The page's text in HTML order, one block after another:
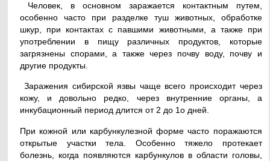
Человек, в основном заражается контактным путем,
особенно часто при разделке туш животных, обработке
шкур, при контактах с павшими животными, а также при
употреблении в пищу различных продуктов, которые
загрязнены спорами, а также через почву воду, почву и
другие продукты.
Заражения сибирской язвы чаще всего происходит через
кожу, и довольно редко, через внутренние органы, а
инкубационный период длится от 2 до 1о дней.
При кожной или карбункулезной форме часто поражаются
открытые участки тела. Особенно тяжело протекает
болезнь, когда появляются карбункулов в области головы,